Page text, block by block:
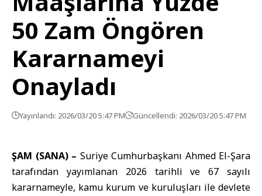
50 Zam Öngören
Kararnameyi
Onayladı
Yayınlandı: 2026/03/20 5:47 PM Güncellendi: 2026/03/20 5:47 PM
ŞAM (SANA) – Suriye Cumhurbaşkanı Ahmed El-Şara
tarafından yayımlanan 2026 tarihli ve 67 sayılı
kararnameyle, kamu kurum ve kuruluşları ile devlete